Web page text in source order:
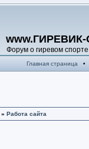
Форум о гиревом спорте
Главная страница •
» Работа сайта